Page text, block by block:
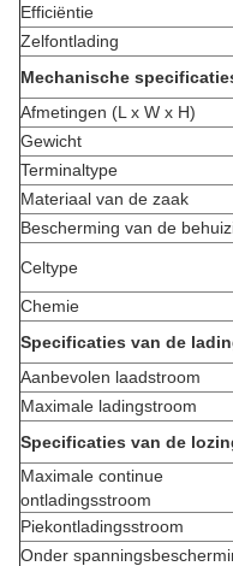
Efficiëntie
Zelfontlading
Mechanische
Afmetingen (L x W x H)
Gewicht
Terminaltype
Materiaal van de zaak
Bescherming van de
Celtype
Chemie
Specificaties van de
Aanbevolen laadstroom
Maximale ladingstroom
Specificaties van de
Maximale continue
ontladingsstroom
Piekontladingsstroom
Onder